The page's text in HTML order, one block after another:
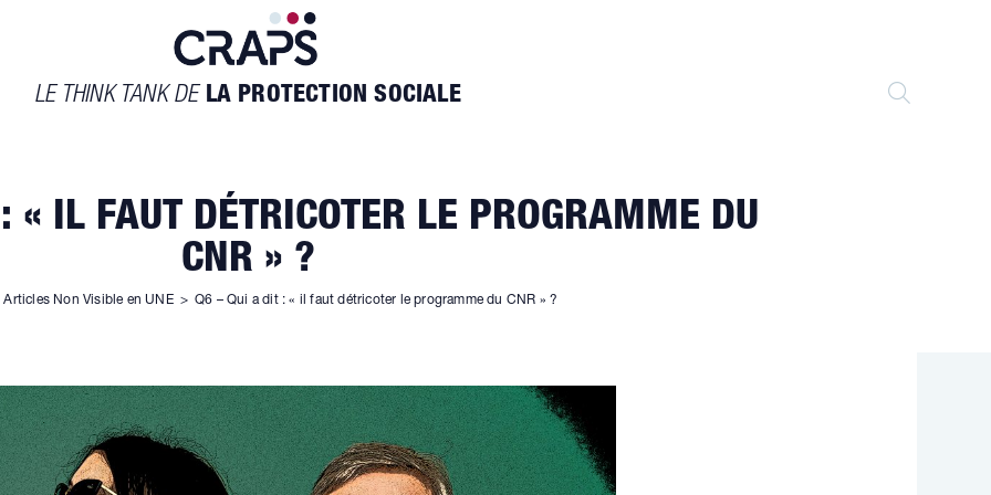
LE THINK TANK DELA PROTECTION SOCIALE TOGGLE
IL FAUT DÉTRICOTER LE PROGRAMME DU
CNR » ?
Articles Non Visible en UNE > Q6 – Qui a dit : « il faut détricoter le programme du CNR » ?